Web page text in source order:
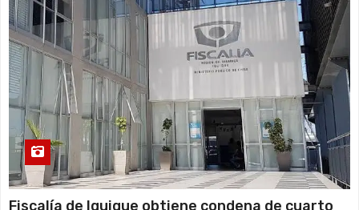
Fiscalía de Iquique obtiene condena de cuarto